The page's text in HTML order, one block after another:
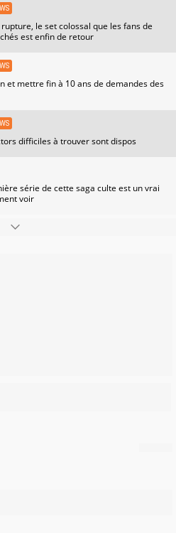
le set colossal que les fans de
est enfin de retour
et mettre fin à 10 ans de demandes des
difficiles à trouver sont dispos
série de cette saga culte est un vrai
voir